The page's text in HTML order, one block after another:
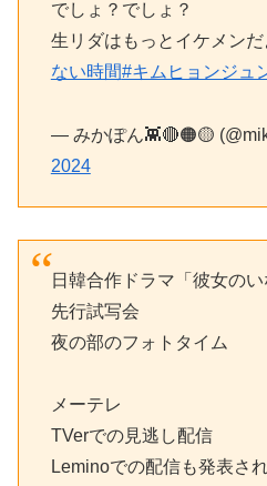
でしょ？でしょ？
生リダはもっとイケメン
ない時間#キムヒョンジュ
— みかぽん👾🔴🟠🟡
2024
日韓合作ドラマ「彼女の
先行試写会
夜の部のフォトタイム
メーテレ
TVerでの見逃し配信
Leminoでの配信も発表さ